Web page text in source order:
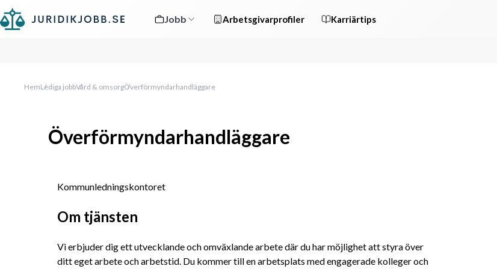
Jobb Arbetsgivarprofiler Karriärtips
HemLediga jobbVård & omsorgÖverförmyndarhandläggare
Överförmyndarhandläggare
Kommunledningskontoret
Om tjänsten
Vi erbjuder dig ett utvecklande och omväxlande arbete där du har möjlighet att styra över
ditt eget arbete och arbetstid. Du kommer till en arbetsplats med engagerade kolleger och